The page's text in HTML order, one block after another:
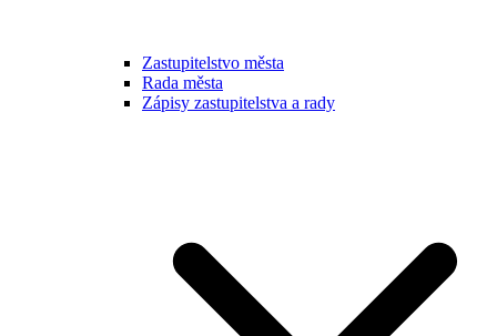
Zastupitelstvo města
Rada města
Zápisy zastupitelstva a rady